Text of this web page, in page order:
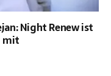
Night Renew ist
mit